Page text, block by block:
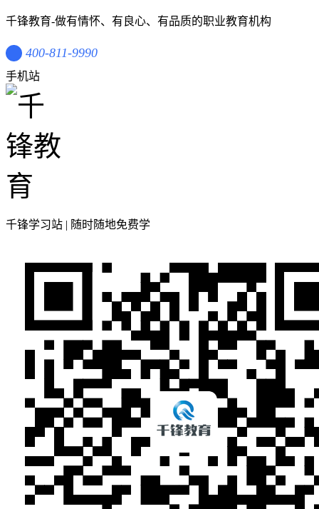
千锋教育-做有情怀、有良心、有品质的职业教育机构
400-811-9990
手机站
千锋学习站 | 随时随地免费学